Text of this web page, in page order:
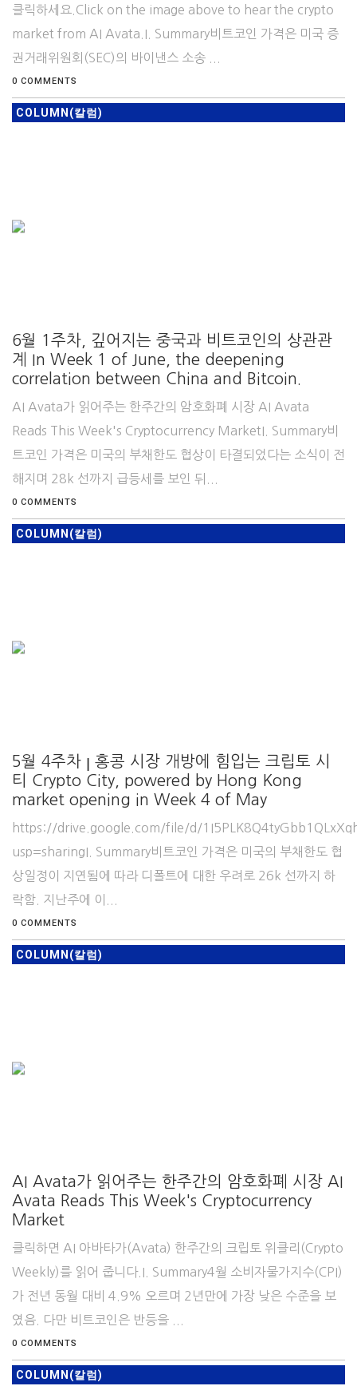
클릭하세요.Click on the image above to hear the crypto
market from AI Avata.I. Summary비트코인 가격은 미국 증
권거래위원회(SEC)의 바이낸스 소송 ...
0 COMMENTS
COLUMN(칼럼)
6월 1주차, 깊어지는 중국과 비트코인의 상관관
계 In Week 1 of June, the deepening
correlation between China and Bitcoin.
AI Avata가 읽어주는 한주간의 암호화폐 시장 AI Avata
Reads This Week's Cryptocurrency MarketI. Summary비
트코인 가격은 미국의 부채한도 협상이 타결되었다는 소식이 전
해지며 28k 선까지 급등세를 보인 뒤...
0 COMMENTS
COLUMN(칼럼)
5월 4주차 ꞁ 홍콩 시장 개방에 힘입는 크립토 시
티 Crypto City, powered by Hong Kong
market opening in Week 4 of May
https://drive.google.com/file/d/
usp=sharingI. Summary비트코인 가격은 미국의 부채한도 협
상일정이 지연됨에 따라 디폴트에 대한 우려로 26k 선까지 하
락함. 지난주에 이...
0 COMMENTS
COLUMN(칼럼)
AI Avata가 읽어주는 한주간의 암호화폐 시장 AI
Avata Reads This Week's Cryptocurrency
Market
클릭하면 AI 아바타가(Avata) 한주간의 크립토 위클리(Crypto
Weekly)를 읽어 줍니다.I. Summary4월 소비자물가지수(CPI)
가 전년 동월 대비 4.9% 오르며 2년만에 가장 낮은 수준을 보
였음. 다만 비트코인은 반등을 ...
0 COMMENTS
COLUMN(칼럼)